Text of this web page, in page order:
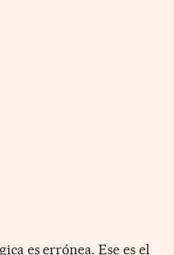
es errónea. Ese es el